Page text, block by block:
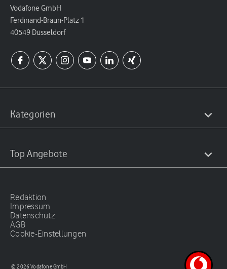
Vodafone GmbH
Ferdinand-Braun-Platz 1
40549 Düsseldorf
Kategorien
Top Angebote
Redaktion
Impressum
Datenschutz
AGB
Cookie-Einstellungen
© 2026 Vodafone GmbH